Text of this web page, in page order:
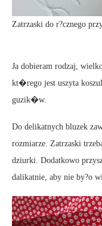
Zatrzaski do r?cznego
Ja dobieram rodzaj,
kt�rego jest uszyta
guzik�w.
Do delikatnych bluzek
rozmiarze. Zatrzaski
dziurki. Dodatkowo
dalikatnie, aby nie by?o